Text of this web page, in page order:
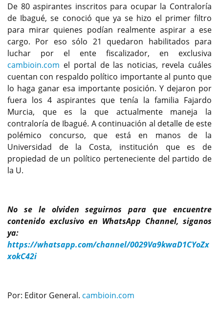
De 80 aspirantes inscritos para ocupar la Contraloría
de Ibagué, se conoció que ya se hizo el primer filtro
para mirar quienes podían realmente aspirar a ese
cargo. Por eso sólo 21 quedaron habilitados para
luchar por el ente fiscalizador, en exclusiva
cambioin.com el portal de las noticias, revela cuáles
cuentan con respaldo político importante al punto que
lo haga ganar esa importante posición. Y dejaron por
fuera los 4 aspirantes que tenía la familia Fajardo
Murcia, que es la que actualmente maneja la
contraloría de Ibagué. A continuación al detalle de este
polémico concurso, que está en manos de la
Universidad de la Costa, institución que es de
propiedad de un político perteneciente del partido de
la U.
No se le olviden seguirnos para que encuentre
contenido exclusivo en WhatsApp Channel, siganos
ya:
https://whatsapp.com/channel/0029Va9kwaD1CYoZx
xokC42i
Por: Editor General. cambioin.com